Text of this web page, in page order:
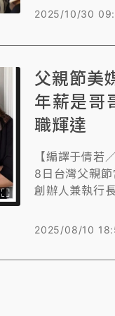
吧的兒子黃勝
有時輕鬆。黃
2025/10/30
父親節美
年薪是哥
職輝達
【編譯于倩
8日台灣父親
創辦人兼執行
薪多1倍，而
2025/08/10